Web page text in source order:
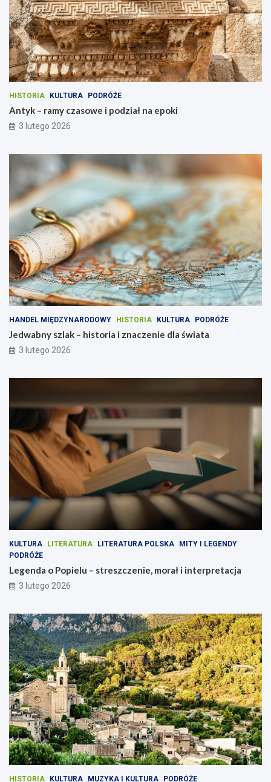
HISTORIA KULTURA PODRÓŻE
Antyk – ramy czasowe i podział na epoki
3 lutego 2026
HANDEL MIĘDZYNARODOWY HISTORIA KULTURA PODRÓŻE
Jedwabny szlak – historia i znaczenie dla świata
3 lutego 2026
KULTURA LITERATURA LITERATURA POLSKA
MITY I LEGENDY
PODRÓŻE
Legenda o Popielu – streszczenie, morał i interpretacja
3 lutego 2026
HISTORIA KULTURA MUZYKA I KULTURA PODRÓŻE